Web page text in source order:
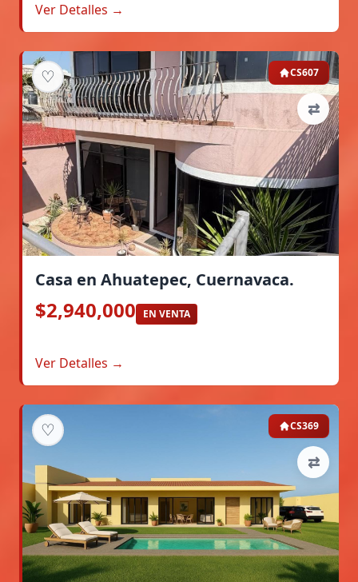
Ver Detalles →
♡
⇄
CS607
Casa en Ahuatepec, Cuernavaca.
$2,940,000 EN VENTA
Ver Detalles →
♡
⇄
CS369